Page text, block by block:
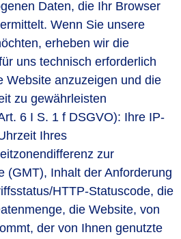
Daten, die Ihr Browser
Wenn Sie unsere
erheben wir die
uns technisch erforderlich
Website anzuzeigen und die
zu gewährleisten
6 I S. 1 f DSGVO): Ihre IP-
Ihres
zur
(GMT), Inhalt der Anforderung
HTTP-Statuscode, die
die Website, von
der von Ihnen genutzte